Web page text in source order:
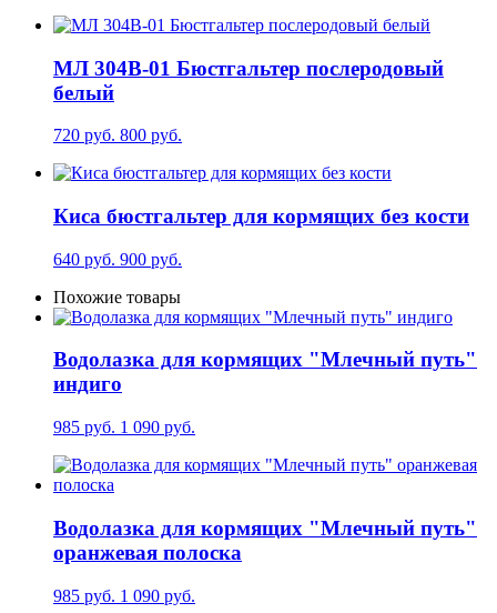
МЛ 304В-01 Бюстгальтер послеродовый
белый
720 руб. 800 руб.
Киса бюстгальтер для кормящих без кости
640 руб. 900 руб.
Похожие товары
Водолазка для кормящих "Млечный путь"
индиго
985 руб. 1 090 руб.
Водолазка для кормящих "Млечный путь"
оранжевая полоска
985 руб. 1 090 руб.